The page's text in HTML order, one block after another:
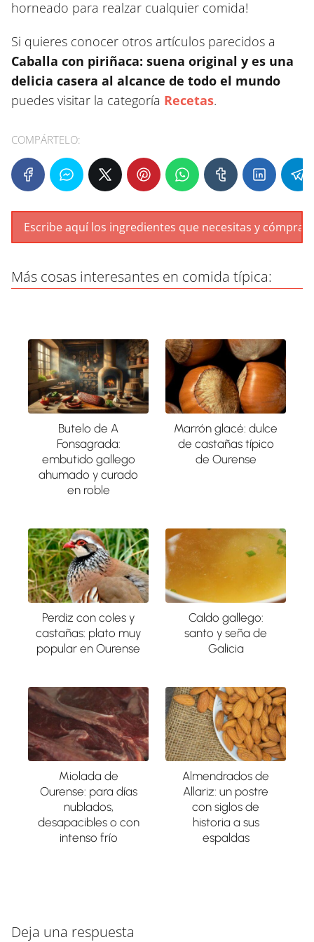
horneado para realzar cualquier comida!
Si quieres conocer otros artículos parecidos a
Caballa con piriñaca: suena original y es una
delicia casera al alcance de todo el mundo
puedes visitar la categoría Recetas.
COMPÁRTELO:
Más cosas interesantes en comida típica:
Butelo de A
Fonsagrada:
embutido gallego
ahumado y curado
en roble
Marrón glacé: dulce
de castañas típico
de Ourense
Perdiz con coles y
castañas: plato muy
popular en Ourense
Caldo gallego:
santo y seña de
Galicia
Miolada de
Ourense: para días
nublados,
desapacibles o con
intenso frío
Almendrados de
Allariz: un postre
con siglos de
historia a sus
espaldas
Deja una respuesta